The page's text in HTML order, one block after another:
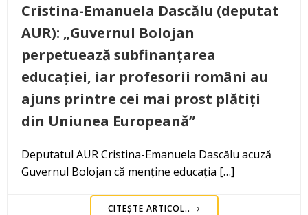
Cristina-Emanuela Dascălu (deputat
AUR): „Guvernul Bolojan
perpetuează subfinanțarea
educației, iar profesorii români au
ajuns printre cei mai prost plătiți
din Uniunea Europeană”
Deputatul AUR Cristina-Emanuela Dascălu acuză
Guvernul Bolojan că menține educația […]
CITEȘTE ARTICOL..